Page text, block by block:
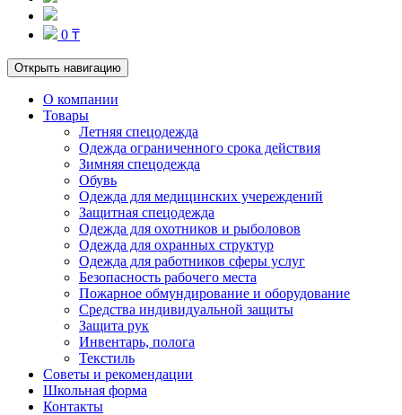
0 ₸
Открыть навигацию
О компании
Товары
Летняя спецодежда
Одежда ограниченного срока действия
Зимняя спецодежда
Обувь
Одежда для медицинских учереждений
Защитная спецодежда
Одежда для охотников и рыболовов
Одежда для охранных структур
Одежда для работников сферы услуг
Безопасность рабочего места
Пожарное обмундирование и оборудование
Средства индивидуальной защиты
Защита рук
Инвентарь, полога
Текстиль
Советы и рекомендации
Школьная форма
Контакты